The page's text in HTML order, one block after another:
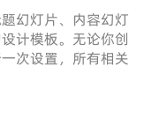
幻灯片、内容幻灯
计模板。无论你创
次设置，所有相关